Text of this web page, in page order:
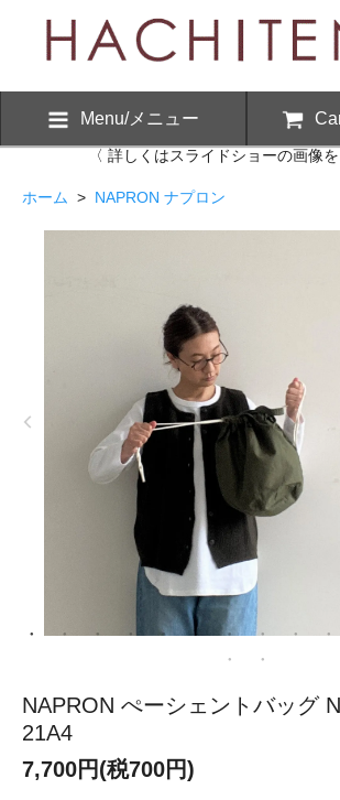
Menu/メニュー
〈 詳しくはスライドショーの画像を
ホーム > NAPRON ナプロン
NAPRON ぺーシェントバッグ
21A4
7,700円(税700円)